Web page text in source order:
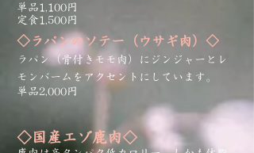
単品1,100円
​定食1,500円
◇ラパンのソテー（ウサギ肉）◇
ラパン​（骨付きモモ肉）
にジンジャーとレ
モンバームをアクセントにしています。
単品2,000円
◇国産エゾ鹿肉◇